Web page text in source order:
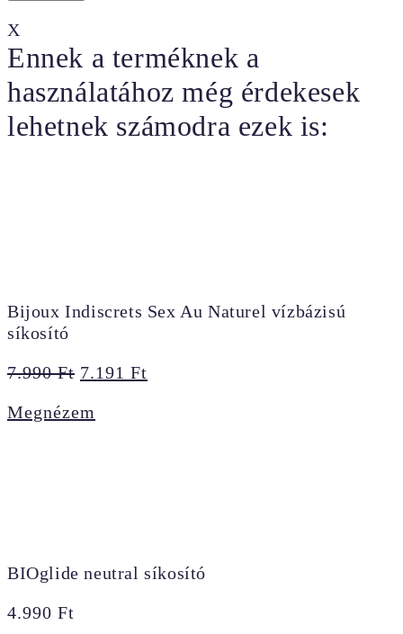
X
Ennek a terméknek a
használatához még érdekesek
lehetnek számodra ezek is:
Bijoux Indiscrets Sex Au Naturel vízbázisú
síkosító
7.990Ft Original
was:
7.191 Ft
Megnézem
BIOglide neutral síkosító
4.990 Ft